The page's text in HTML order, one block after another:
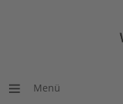
Menü